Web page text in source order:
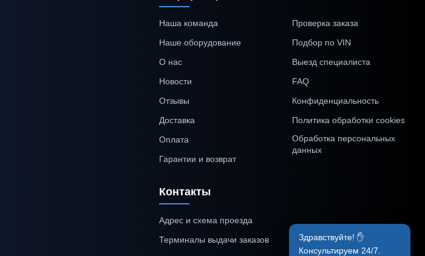
Наша команда
Наше оборудование
О нас
Новости
Отзывы
Доставка
Оплата
Гарантии и возврат
Проверка заказа
Подбор по VIN
Выезд специалиста
FAQ
Конфиденциальность
Политика обработки cookies
Обработка персональных
данных
Контакты
Адрес и схема проезда
Терминалы выдачи заказов
Здравствуйте! ✋
Консультируем 24/7.